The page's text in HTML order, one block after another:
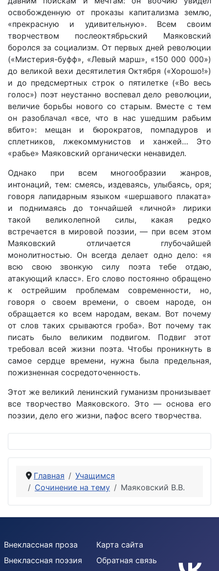
освобожденную от проказы капитализма землю,
«прекрасную и удивительную». Всем своим
творчеством послеоктябрьский Маяковский
боролся за социализм. От первых дней революции
(«Мистерия-буфф», «Левый марш», «150 000 000»)
до великой вехи десятилетия Октября («Хорошо!»)
и до предсмертных строк о пятилетке («Во весь
голос») поэт неустанно воспевал дело революции,
величие борьбы нового со старым. Вместе с тем
он разоблачал «все, что в нас ушедшим рабьим
вбито»: мещан и бюрократов, помпадуров и
сплетников, лжекоммунистов и ханжей… Это
«рабье» Маяковский органически ненавидел.
Однако при всем многообразии жанров,
интонаций, тем: смеясь, издеваясь, улыбаясь, оря;
говоря лапидарным языком «шершавого плаката»
и поднимаясь до тончайшей «личной» лирики
такой великолепной силы, какая редко
встречается в мировой поэзии, — при всем этом
Маяковский отличается глубочайшей
монолитностью. Он всегда делает одно дело: «я
всю свою звонкую силу поэта тебе отдаю,
атакующий класс». Его слово постоянно обращено
к острейшим проблемам современности, но,
говоря о своем времени, о своем народе, он
обращается ко всем народам, векам. Вот почему
от слов таких срываются гроба». Вот почему так
писать было великим подвигом. Подвиг этот
требовал всей жизни поэта. Чтобы проникнуть в
самое сердце времени, нужна была предельная,
пожизненная сосредоточенность.
Этот же великий ленинский гуманизм пронизывает
все творчество Маяковского. Это — основа его
поэзии, дело его жизни, пафос всего творчества.
Главная
Учащимся
Сочинение на тему
Маяковский В.В.
Внеклассная проза
Внеклассная поэзия
Карта сайта
Обратная связь